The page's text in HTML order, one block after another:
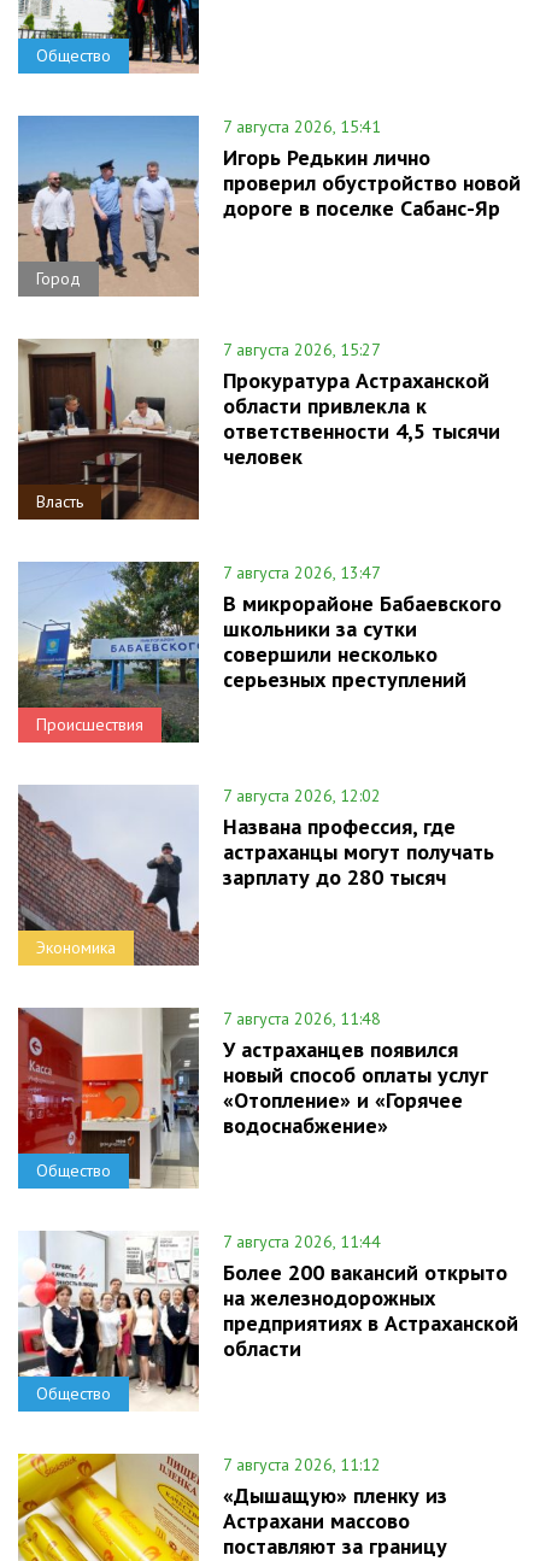
Общество
Город
7 августа 2026, 15:41
Игорь Редькин лично
проверил обустройство новой
дороге в поселке Сабанс-Яр
Власть
7 августа 2026, 15:27
Прокуратура Астраханской
области привлекла к
ответственности 4,5 тысячи
человек
Происшествия
7 августа 2026, 13:47
В микрорайоне Бабаевского
школьники за сутки
совершили несколько
серьезных преступлений
Экономика
7 августа 2026, 12:02
Названа профессия, где
астраханцы могут получать
зарплату до 280 тысяч
Общество
7 августа 2026, 11:48
У астраханцев появился
новый способ оплаты услуг
«Отопление» и «Горячее
водоснабжение»
Общество
7 августа 2026, 11:44
Более 200 вакансий открыто
на железнодорожных
предприятиях в Астраханской
области
7 августа 2026, 11:12
«Дышащую» пленку из
Астрахани массово
поставляют за границу